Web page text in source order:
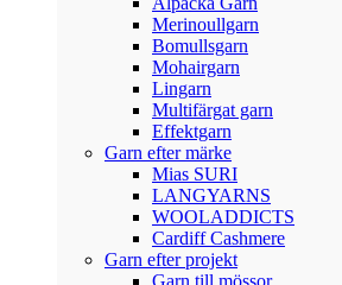
Merinoullgarn
Bomullsgarn
Mohairgarn
Lingarn
Multifärgat garn
Effektgarn
Garn efter märke
Mias SURI
LANGYARNS
WOOLADDICTS
Cardiff Cashmere
Garn efter projekt
Garn till mössor